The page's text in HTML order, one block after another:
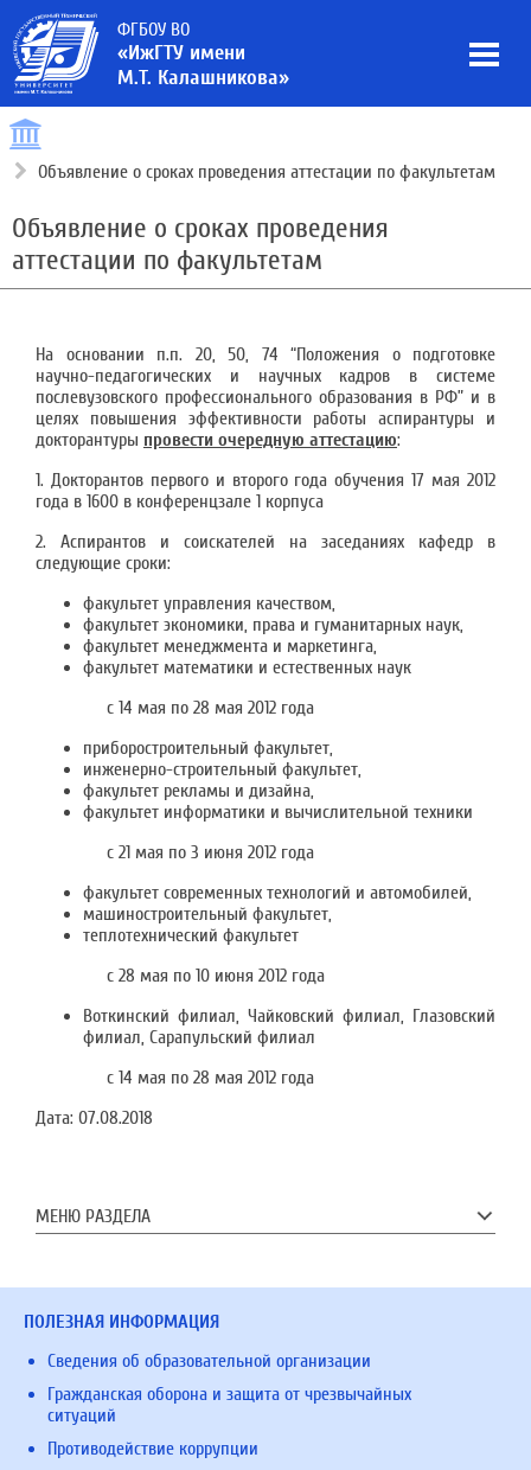
ФГБОУ ВО
«ИжГТУ имени
М.Т. Калашникова»
Объявление о сроках проведения аттестации по факультетам
Объявление о сроках проведения
аттестации по факультетам
На основании п.п. 20, 50, 74 “Положения о подготовке
научно-педагогических и научных кадров в системе
послевузовского профессионального образования в РФ” и в
целях повышения эффективности работы аспирантуры и
докторантуры провести очередную аттестацию:
1. Докторантов первого и второго года обучения 17 мая 2012
года в 1600 в конференцзале 1 корпуса
2. Аспирантов и соискателей на заседаниях кафедр в
следующие сроки:
факультет управления качеством,
факультет экономики, права и гуманитарных наук,
факультет менеджмента и маркетинга,
факультет математики и естественных наук
с 14 мая по 28 мая 2012 года
приборостроительный факультет,
инженерно-строительный факультет,
факультет рекламы и дизайна,
факультет информатики и вычислительной техники
с 21 мая по 3 июня 2012 года
факультет современных технологий и автомобилей,
машиностроительный факультет,
теплотехнический факультет
с 28 мая по 10 июня 2012 года
Воткинский филиал, Чайковский филиал, Глазовский
филиал, Сарапульский филиал
с 14 мая по 28 мая 2012 года
Дата: 07.08.2018
МЕНЮ РАЗДЕЛА
ПОЛЕЗНАЯ ИНФОРМАЦИЯ
Сведения об образовательной организации
Гражданская оборона и защита от чрезвычайных
ситуаций
Противодействие коррупции